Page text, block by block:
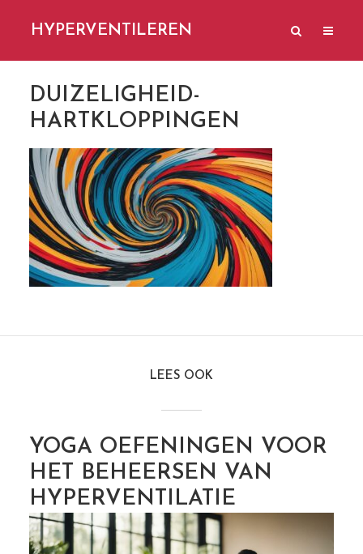
HYPERVENTILEREN
DUIZELIGHEID-
HARTKLOPPINGEN
LEES OOK
YOGA OEFENINGEN VOOR
HET BEHEERSEN VAN
HYPERVENTILATIE